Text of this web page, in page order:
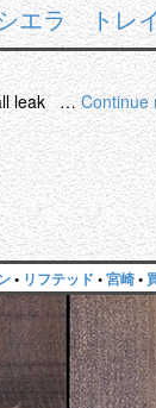
ラ トレ
leak …
• リフテッド •宮崎•